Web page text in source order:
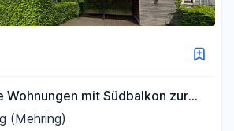
Wohnungen mit Südbalkon zur
oder als Kapitalanlage, ab
(Mehring)